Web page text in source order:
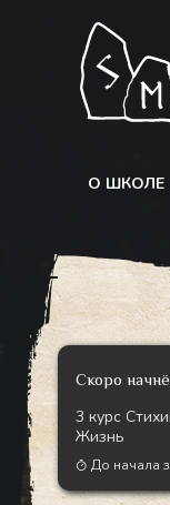
содержимому
О ШКОЛЕ
Скоро
3 курс
Жизнь
До начала